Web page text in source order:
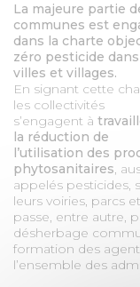
PRESSE
DESIGN
La majeure partie
communes est
dans la charte
zéro pesticide
villes et villages.
En signant cette
les collectivités
s’engagent à
la réduction de
l’utilisation des
phytosanitaires,
appelés pesticides,
leurs voiries, parcs
passe, entre autre,
désherbage
formation des
l’ensemble des